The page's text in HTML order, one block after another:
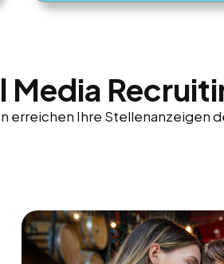
Media
erreichen Ihre Stellenanzeigen